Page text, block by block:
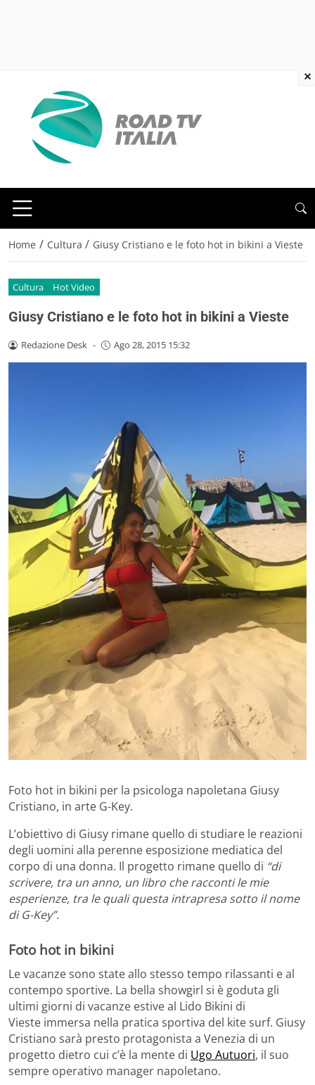
Home / Cultura / Giusy Cristiano e le foto hot in bikini a Vieste
Cultura Hot Video
Giusy Cristiano e le foto hot in bikini a Vieste
Redazione Desk - Ago 28, 2015 15:32
Foto hot in bikini per la psicologa napoletana Giusy
Cristiano, in arte G-Key.
L’obiettivo di Giusy rimane quello di studiare le reazioni
degli uomini alla perenne esposizione mediatica del
corpo di una donna. Il progetto rimane quello di “di
scrivere, tra un anno, un libro che racconti le mie
esperienze, tra le quali questa intrapresa sotto il nome
di G-Key”.
Foto hot in bikini
Le vacanze sono state allo stesso tempo rilassanti e al
contempo sportive. La bella showgirl si è goduta gli
ultimi giorni di vacanze estive al Lido Bikini di
Vieste immersa nella pratica sportiva del kite surf. Giusy
Cristiano sarà presto protagonista a Venezia di un
progetto dietro cui c’è la mente di Ugo Autuori, il suo
sempre operativo manager napoletano.
×